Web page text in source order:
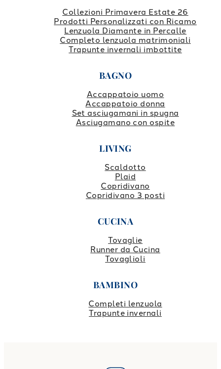
Collezioni Primavera Estate 26
Prodotti Personalizzati con Ricamo
Lenzuola Diamante in Percalle
Completo lenzuola matrimoniali
Trapunte invernali imbottite
BAGNO
Accappatoio uomo
Accappatoio donna
Set asciugamani in spugna
Asciugamano con ospite
LIVING
Scaldotto
Plaid
Copridivano
Copridivano 3 posti
CUCINA
Tovaglie
Runner da Cucina
Tovaglioli
BAMBINO
Completi lenzuola
Trapunte invernali